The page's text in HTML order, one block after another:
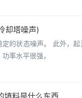
却塔噪声)
的状态噪声。 此外，
率水平很强，
填料是什么东西